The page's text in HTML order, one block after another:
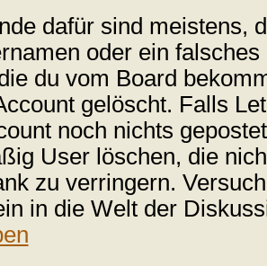
dafür sind meistens,
oder ein
du vom Board
gelöscht. Falls
noch nichts
User löschen, die
zu verringern.
in die Welt der